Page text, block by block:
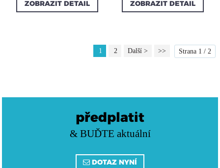
ZOBRAZIT DETAIL ZOBRAZIT DETAIL
1 2 Další > >> Strana 1 / 2
předplatit
& BUĎTE aktuální
DOTAZ NYNÍ